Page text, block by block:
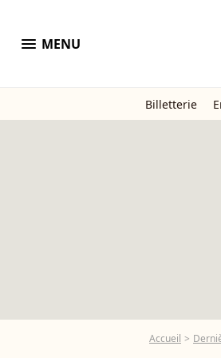
menu MENU
Billetterie
Accueil